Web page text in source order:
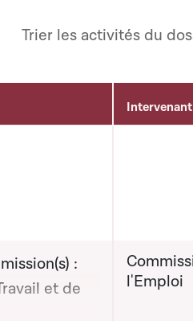
Trier les activités du
Intervenant
:
et de
l'Emploi